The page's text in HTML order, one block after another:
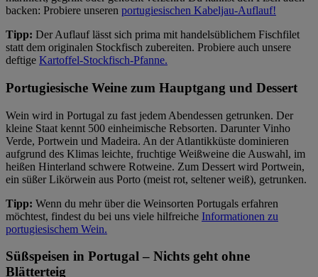
backen: Probiere unseren portugiesischen Kabeljau-Auflauf!
Tipp: Der Auflauf lässt sich prima mit handelsüblichem Fischfilet
statt dem originalen Stockfisch zubereiten. Probiere auch unsere
deftige Kartoffel-Stockfisch-Pfanne.
Portugiesische Weine zum Hauptgang und Dessert
Wein wird in Portugal zu fast jedem Abendessen getrunken. Der
kleine Staat kennt 500 einheimische Rebsorten. Darunter Vinho
Verde, Portwein und Madeira. An der Atlantikküste dominieren
aufgrund des Klimas leichte, fruchtige Weißweine die Auswahl, im
heißen Hinterland schwere Rotweine. Zum Dessert wird Portwein,
ein süßer Likörwein aus Porto (meist rot, seltener weiß), getrunken.
Tipp: Wenn du mehr über die Weinsorten Portugals erfahren
möchtest, findest du bei uns viele hilfreiche Informationen zu
portugiesischem Wein.
Süßspeisen in Portugal – Nichts geht ohne
Blätterteig